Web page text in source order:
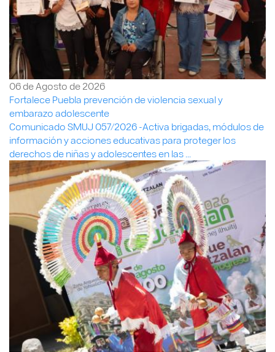
06 de Agosto de 2026
Fortalece Puebla prevención de violencia sexual y
embarazo adolescente
Comunicado SMUJ 057/2026 -Activa brigadas, módulos de
información y acciones educativas para proteger los
derechos de niñas y adolescentes en las ...